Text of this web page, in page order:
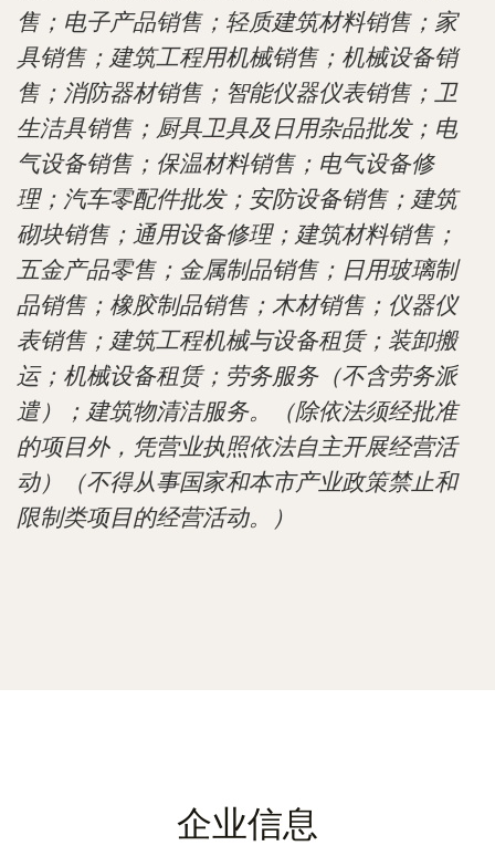
售；电子产品销售；轻质建筑材料销售；家
具销售；建筑工程用机械销售；机械设备销
售；消防器材销售；智能仪器仪表销售；卫
生洁具销售；厨具卫具及日用杂品批发；电
气设备销售；保温材料销售；电气设备修
理；汽车零配件批发；安防设备销售；建筑
砌块销售；通用设备修理；建筑材料销售；
五金产品零售；金属制品销售；日用玻璃制
品销售；橡胶制品销售；木材销售；仪器仪
表销售；建筑工程机械与设备租赁；装卸搬
运；机械设备租赁；劳务服务（不含劳务派
遣）；建筑物清洁服务。（除依法须经批准
的项目外，凭营业执照依法自主开展经营活
动）（不得从事国家和本市产业政策禁止和
限制类项目的经营活动。）
企业信息